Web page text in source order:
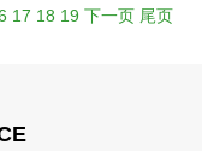
17 18 19 下一页 尾页